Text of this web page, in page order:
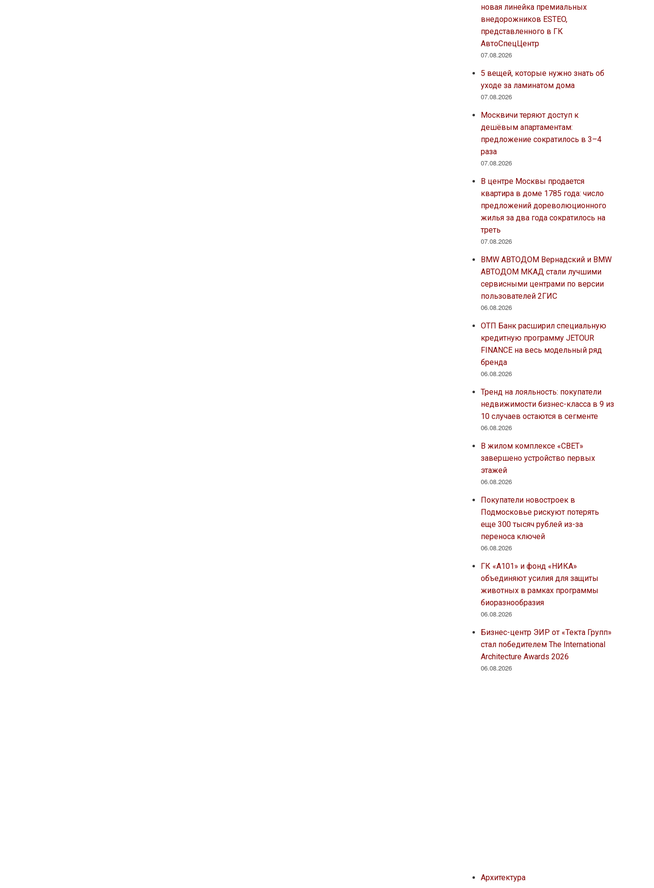
новая линейка премиальных
внедорожников ESTEO,
представленного в ГК
АвтоСпецЦентр
07.08.2026
5 вещей, которые нужно знать об
уходе за ламинатом дома
07.08.2026
Москвичи теряют доступ к
дешёвым апартаментам:
предложение сократилось в 3–4
раза
07.08.2026
В центре Москвы продается
квартира в доме 1785 года: число
предложений дореволюционного
жилья за два года сократилось на
треть
07.08.2026
BMW АВТОДОМ Вернадский и BMW
АВТОДОМ МКАД стали лучшими
сервисными центрами по версии
пользователей 2ГИС
06.08.2026
ОТП Банк расширил специальную
кредитную программу JETOUR
FINANCE на весь модельный ряд
бренда
06.08.2026
Тренд на лояльность: покупатели
недвижимости бизнес-класса в 9 из
10 случаев остаются в сегменте
06.08.2026
В жилом комплексе «СВЕТ»
завершено устройство первых
этажей
06.08.2026
Покупатели новостроек в
Подмосковье рискуют потерять
еще 300 тысяч рублей из-за
переноса ключей
06.08.2026
ГК «А101» и фонд «НИКА»
объединяют усилия для защиты
животных в рамках программы
биоразнообразия
06.08.2026
Бизнес-центр ЭИР от «Текта Групп»
стал победителем The International
Architecture Awards 2026
06.08.2026
Архитектура